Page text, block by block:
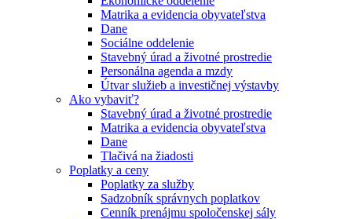
Matrika a evidencia obyvateľstva
Dane
Sociálne oddelenie
Stavebný úrad a životné prostredie
Personálna agenda a mzdy
Útvar služieb a investičnej výstavby
Ako vybaviť?
Stavebný úrad a životné prostredie
Matrika a evidencia obyvateľstva
Dane
Tlačivá na žiadosti
Poplatky a ceny
Poplatky za služby
Sadzobník správnych poplatkov
Cenník prenájmu spoločenskej sály